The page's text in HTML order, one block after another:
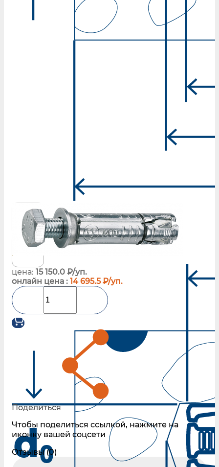
цена: 15 150.0 ₽/уп.
онлайн цена : 14 695.5 ₽/уп.
Поделиться
Чтобы поделиться ссылкой, нажмите на
иконку вашей соцсети
Отзывы (0)